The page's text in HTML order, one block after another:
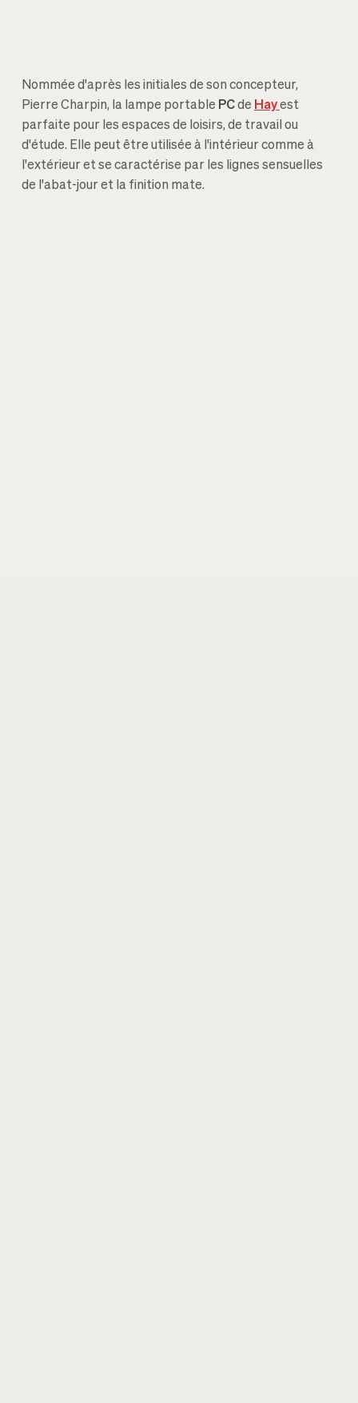
Nommée d'après les initiales de son concepteur,
Pierre Charpin, la lampe portable PCde Hayest
parfaite pour les espaces de loisirs, de travail ou
d'étude. Elle peut être utilisée à l'intérieur comme à
l'extérieur et se caractérise par les lignes sensuelles
de l'abat-jour et la finition mate.